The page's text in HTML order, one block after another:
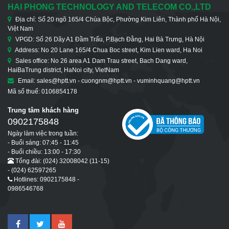
HAI PHONG TECHNOLOGY AND TELECOM CO.,LTD
Địa chỉ: Số 20 ngõ 165/4 Chùa Bộc, Phường Kim Liên, Thành phố Hà Nội,
Việt Nam
VPGD: Số 26 Dãy A1 Đầm Trấu, P.Bạch Đằng, Hai Bà Trưng, Hà Nội
Address: No 20 Lane 165/4 Chua Boc street, Kim Lien ward, Ha Noi
Sales office: No 26 area A1 Dam Trau street, Bach Dang ward,
HaiBaTrung district, HaNoi city, VietNam
Email: sales@hptt.vn - cuongnm@hptt.vn - vuminhquang@hptt.vn
Mã số thuế: 0106854178
Trung tâm khách hàng
0902175848
Ngày làm việc trong tuần:
- Buổi sáng: 07:45 - 11:45
- Buổi chiều: 13:00 - 17:30
Tổng đài: (024) 32008042 (11-15)
- (024) 62597265
Hotlines: 0902175848 -
0986546768